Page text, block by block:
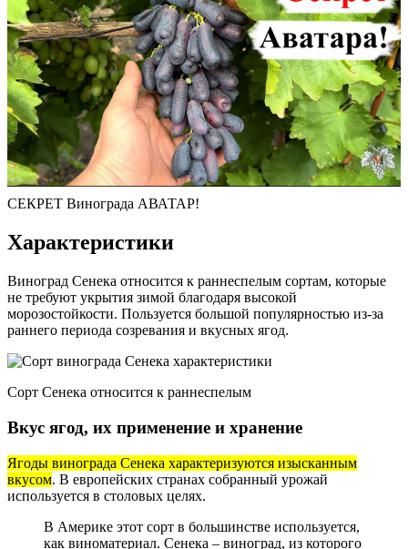
СЕКРЕТ Винограда АВАТАР!
Характеристики
Виноград Сенека относится к раннеспелым сортам, которые
не требуют укрытия зимой благодаря высокой
морозостойкости. Пользуется большой популярностью из-за
раннего периода созревания и вкусных ягод.
Сорт Сенека относится к раннеспелым
Вкус ягод, их применение и хранение
Ягоды винограда Сенека характеризуются изысканным
вкусом. В европейских странах собранный урожай
используется в столовых целях.
В Америке этот сорт в большинстве используется,
как виноматериал. Сенека – виноград, из которого